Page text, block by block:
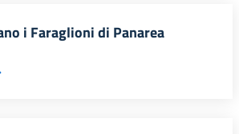
i Faraglioni di Panarea